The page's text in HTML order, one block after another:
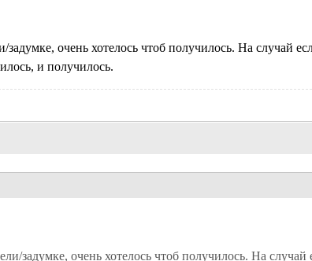
очень хотелось чтоб получилось. На случай
и получилось.
задумке, очень хотелось чтоб получилось. На